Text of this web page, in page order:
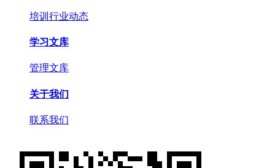
培训行业动态
学习文库
管理文库
关于我们
联系我们